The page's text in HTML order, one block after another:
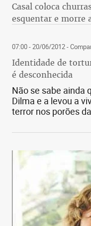
Casal coloca
esquentar e morre
07:00 - 20/06/2012-
Identidade de
é desconhecida
Não se sabe ainda
Dilma e a levou a
terror nos porões